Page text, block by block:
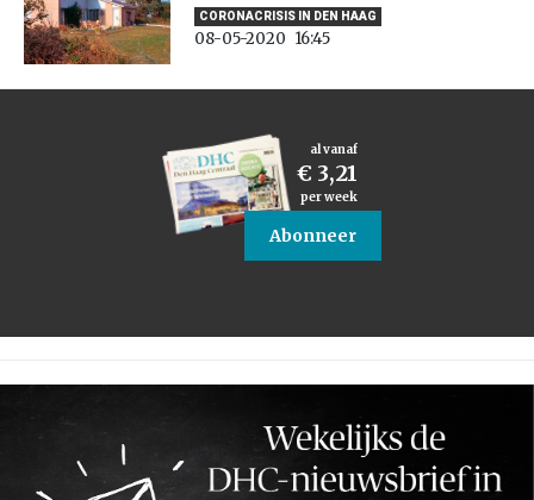
CORONACRISIS IN DEN HAAG
08-05-2020 16:45
al vanaf
€ 3,21
per week
Abonneer